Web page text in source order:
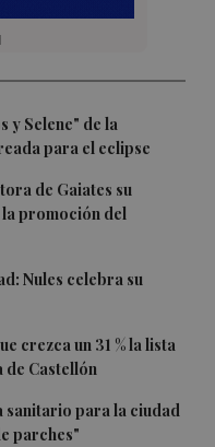
y Selene" de la
para el eclipse
de Gaiates su
promoción del
Nules celebra su
crezca un 31 % la lista
de Castellón
sanitario para la ciudad
parches"